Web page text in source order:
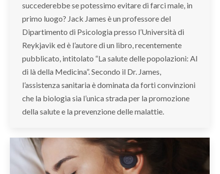
succederebbe se potessimo evitare di farci male, in
primo luogo? Jack James è un professore del
Dipartimento di Psicologia presso l’Università di
Reykjavik ed è l’autore di un libro, recentemente
pubblicato, intitolato “La salute delle popolazioni: Al
di là della Medicina”. Secondo il Dr. James,
l’assistenza sanitaria è dominata da forti convinzioni
che la biologia sia l’unica strada per la promozione
della salute e la prevenzione delle malattie.